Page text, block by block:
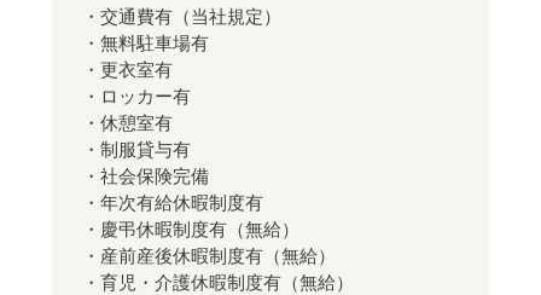
・交通費有（当社規定）
・無料駐車場有
・更衣室有
・ロッカー有
・休憩室有
・制服貸与有
・社会保険完備
・年次有給休暇制度有
・慶弔休暇制度有（無給）
・産前産後休暇制度有（無給）
・育児・介護休暇制度有（無給）